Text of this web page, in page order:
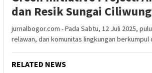
dan Resik Sungai Ciliwung
jurnalbogor.com - Pada Sabtu, 12 Juli 2025,
relawan, dan komunitas lingkungan
RELATED NEWS